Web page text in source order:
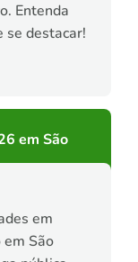
Entenda
se destacar!
em São
em
São